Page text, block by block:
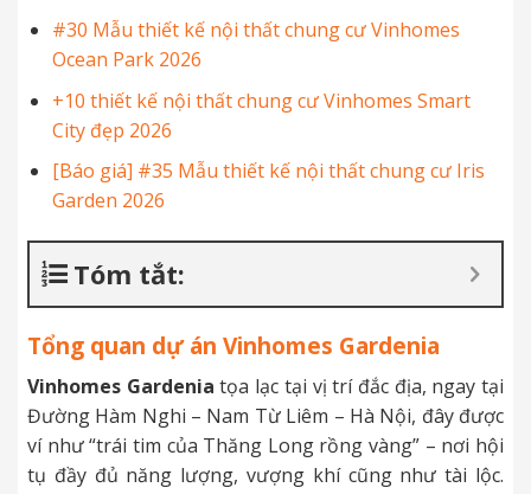
#30 Mẫu thiết kế nội thất chung cư Vinhomes
Ocean Park 2026
+10 thiết kế nội thất chung cư Vinhomes Smart
City đẹp 2026
[Báo giá] #35 Mẫu thiết kế nội thất chung cư Iris
Garden 2026
Tóm tắt:
Tổng quan dự án Vinhomes Gardenia
Vinhomes Gardenia tọa lạc tại vị trí đắc địa, ngay tại
Đường Hàm Nghi – Nam Từ Liêm – Hà Nội, đây được
ví như “trái tim của Thăng Long rồng vàng” – nơi hội
tụ đầy đủ năng lượng, vượng khí cũng như tài lộc.